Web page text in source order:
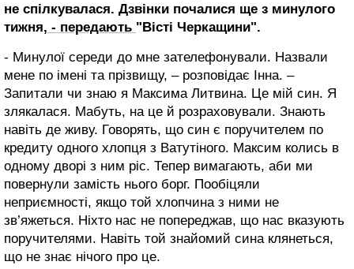
не спілкувалася. Дзвінки почалися ще з минулого
тижня, - передають "Вісті Черкащини".
- Минулої середи до мне зателефонували. Назвали
мене по імені та прізвищу, – розповідає Інна. –
Запитали чи знаю я Максима Литвина. Це мій син. Я
злякалася. Мабуть, на це й розраховували. Знають
навіть де живу. Говорять, що син є поручителем по
кредиту одного хлопця з Ватутіного. Максим колись в
одному дворі з ним ріс. Тепер вимагають, аби ми
повернули замість нього борг. Пообіцяли
неприємності, якщо той хлопчина з ними не
зв’яжеться. Ніхто нас не попереджав, що нас вказують
поручителями. Навіть той знайомий сина клянеться,
що не знає нічого про це.